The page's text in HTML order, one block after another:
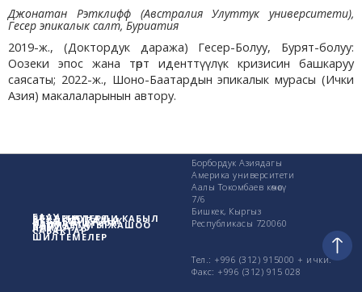
Джонатан Рэтклифф (Австралия Улуттук университети),
Гесер эпикалык салт, Буриатия
2019-ж., (Доктордук даража) Гесер-Болуу, Бурят-болуу:
Оозеки эпос жана төрт иденттүүлүк кризисин башкаруу
саясаты; 2022-ж., Шоно-Баатардын эпикалык мурасы (Ички
Азия) макалаларынын автору.
БААУ жөнүндө
СТУДЕНТТЕРДИ КАБЫЛ
АЛУУ
АКАДЕМИКАЛЫК
САБАКТАР
Изилдөө иштери
КАМПУСТАГЫ ЖАШОО
ПАЙДАЛУУ
ШИЛТЕМЕЛЕР
Борбордук Азиядагы
Америка университети
Аалы Токомбаев көчөсү
7/6
Бишкек, Кыргыз
Республикасы 720060
Тел.: +996 (312) 915000 + ички.
Факс: +996 (312) 915 028